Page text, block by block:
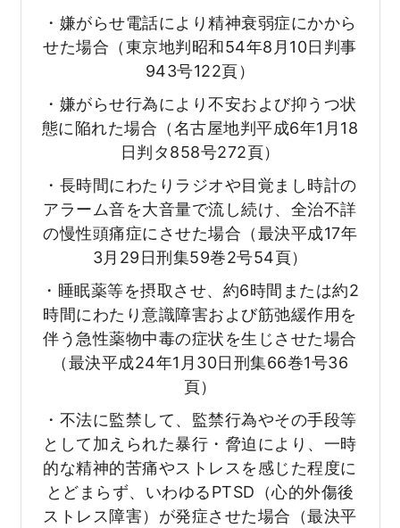
・嫌がらせ電話により精神衰弱症にかから
せた場合（東京地判昭和54年8月10日判事
943号122頁）
・嫌がらせ行為により不安および抑うつ状
態に陥れた場合（名古屋地判平成6年1月18
日判タ858号272頁）
・長時間にわたりラジオや目覚まし時計の
アラーム音を大音量で流し続け、全治不詳
の慢性頭痛症にさせた場合（最決平成17年
3月29日刑集59巻2号54頁）
・睡眠薬等を摂取させ、約6時間または約2
時間にわたり意識障害および筋弛緩作用を
伴う急性薬物中毒の症状を生じさせた場合
（最決平成24年1月30日刑集66巻1号36
頁）
・不法に監禁して、監禁行為やその手段等
として加えられた暴行・脅迫により、一時
的な精神的苦痛やストレスを感じた程度に
とどまらず、いわゆるPTSD（心的外傷後
ストレス障害）が発症させた場合（最決平